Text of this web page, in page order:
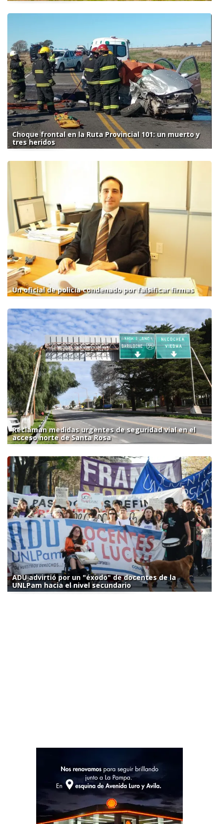
Choque frontal en la Ruta Provincial 101: un muerto y
tres heridos
Un oficial de policía condenado por falsificar firmas
Reclaman medidas urgentes de seguridad vial en el
acceso norte de Santa Rosa
ADU advirtió por un "éxodo" de docentes de la
UNLPam hacia el nivel secundario